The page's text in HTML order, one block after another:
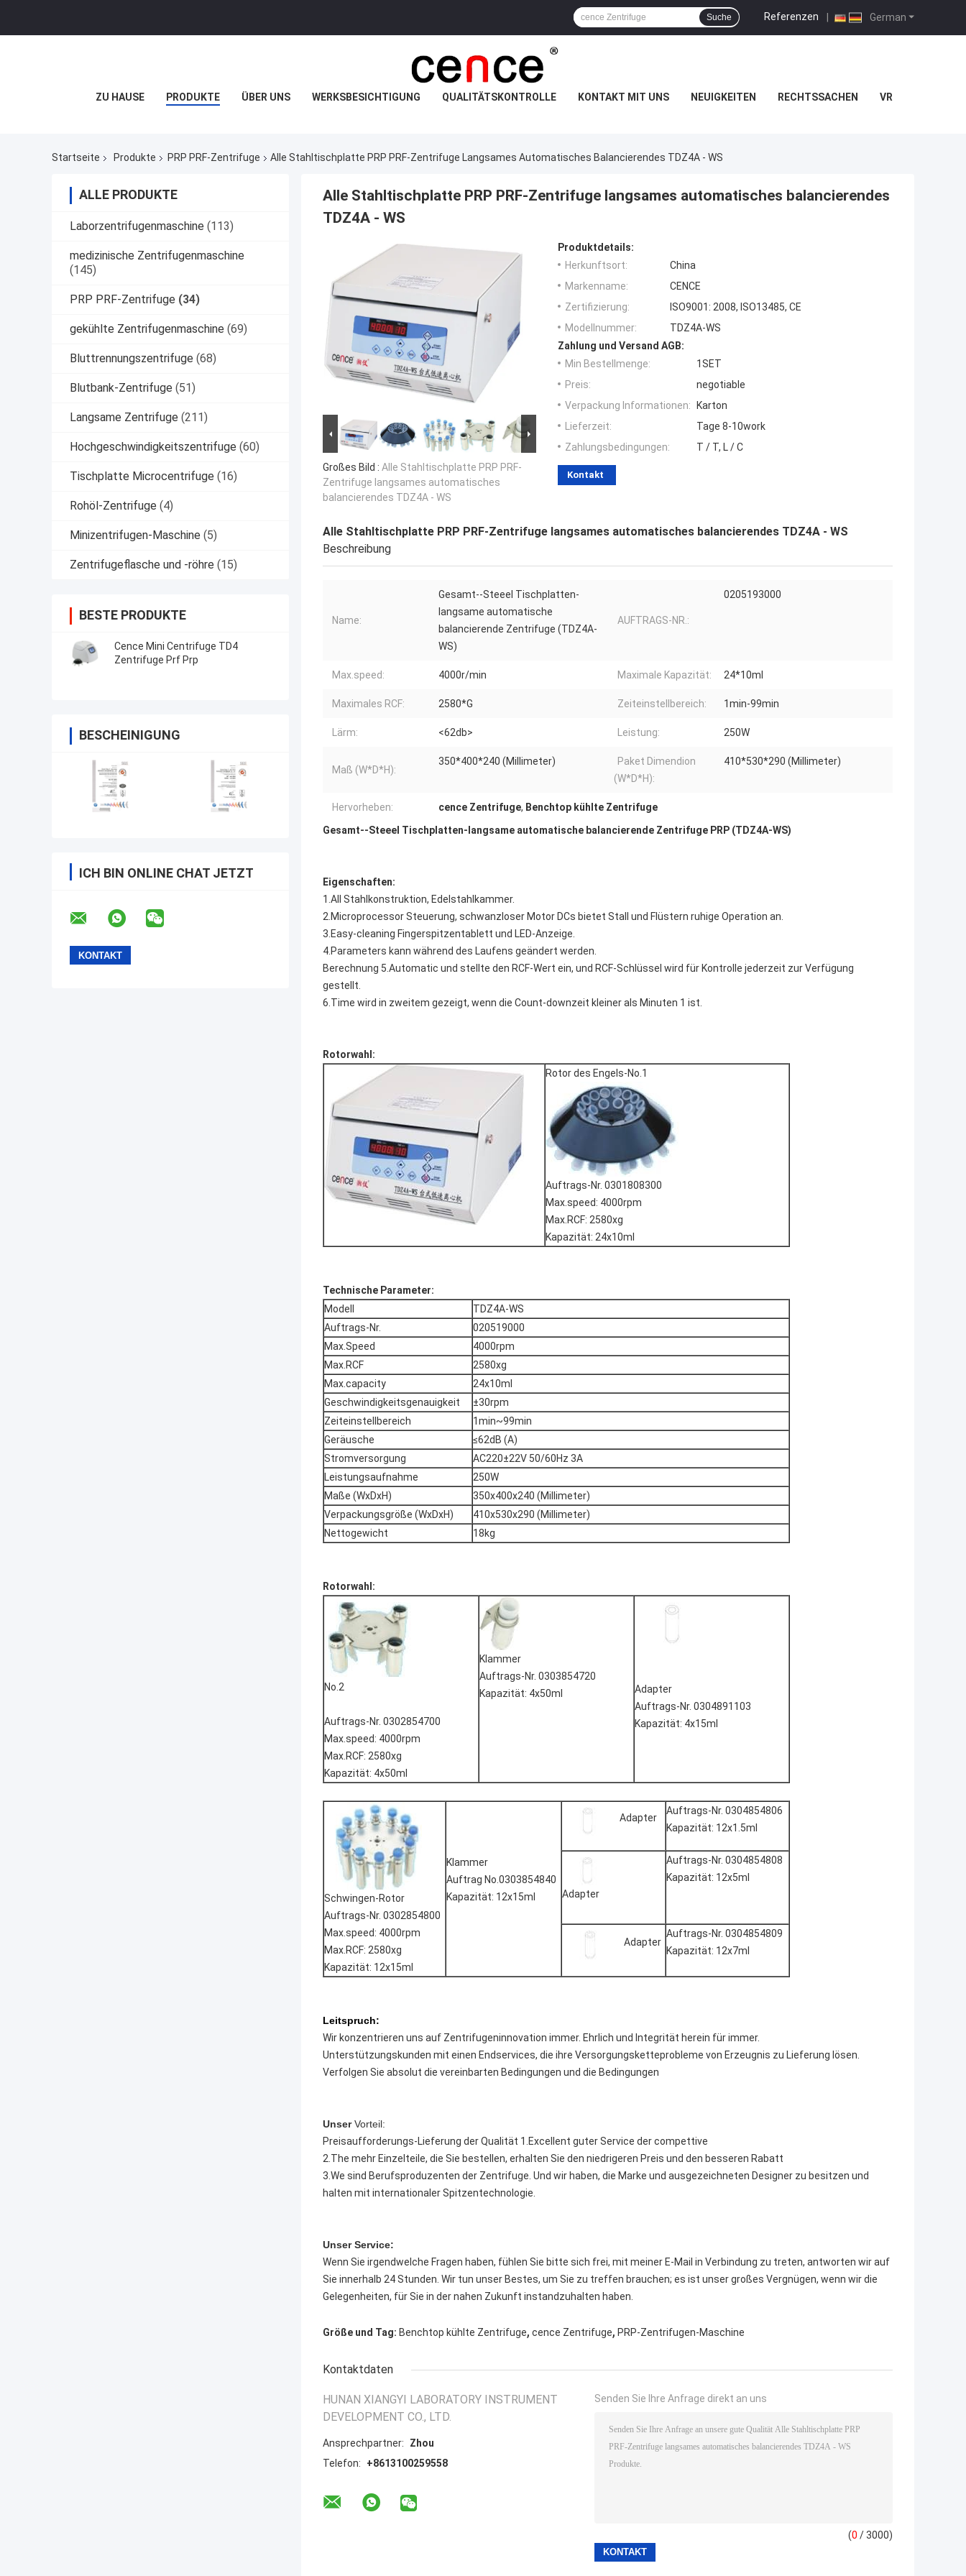
German
Referenzen |
Suche
ZU HAUSE PRODUKTE ÜBER UNS WERKSBESICHTIGUNG QUALITÄTSKONTROLLE KONTAKT MIT UNS NEUIGKEITEN RECHTSSACHEN VR
Startseite Produkte PRP PRF-Zentrifuge Alle Stahltischplatte PRP PRF-Zentrifuge Langsames Automatisches Balancierendes TDZ4A - WS
ALLE PRODUKTE
Laborzentrifugenmaschine (113)
medizinische Zentrifugenmaschine
(145)
PRP PRF-Zentrifuge (34)
gekühlte Zentrifugenmaschine (69)
Bluttrennungszentrifuge (68)
Blutbank-Zentrifuge (51)
Langsame Zentrifuge (211)
Hochgeschwindigkeitszentrifuge (60)
Tischplatte Microcentrifuge (16)
Rohöl-Zentrifuge (4)
Minizentrifugen-Maschine (5)
Zentrifugeflasche und -röhre (15)
BESTE PRODUKTE
Cence Mini Centrifuge TD4
Zentrifuge Prf Prp
BESCHEINIGUNG
ICH BIN ONLINE CHAT JETZT
Alle Stahltischplatte PRP PRF-Zentrifuge langsames automatisches balancierendes
TDZ4A - WS
Großes Bild : Alle Stahltischplatte PRP PRF-
Zentrifuge langsames automatisches
balancierendes TDZ4A - WS
Produktdetails:
Herkunftsort:
China
Markenname:
CENCE
Zertifizierung:
ISO9001: 2008, ISO13485, CE
Modellnummer:
TDZ4A-WS
Zahlung und Versand AGB:
Min Bestellmenge:
1SET
Preis:
negotiable
Verpackung Informationen:
Karton
Lieferzeit:
Tage 8-10work
Zahlungsbedingungen:
T / T, L / C
Kontakt
Alle Stahltischplatte PRP PRF-Zentrifuge langsames automatisches balancierendes TDZ4A - WS
Beschreibung
Name:
Gesamt--Steeel Tischplatten-
langsame automatische
balancierende Zentrifuge (TDZ4A-
WS)
AUFTRAGS-NR.:
0205193000
Max.speed: 4000r/min Maximale Kapazität: 24*10ml
Maximales RCF: 2580*G Zeiteinstellbereich: 1min-99min
Lärm: <62db> Leistung: 250W
Maß (W*D*H):
350*400*240 (Millimeter)
Paket Dimendion
(W*D*H):
410*530*290 (Millimeter)
Hervorheben: cence Zentrifuge, Benchtop kühlte Zentrifuge
Gesamt--Steeel Tischplatten-langsame automatische balancierende Zentrifuge PRP (TDZ4A-WS)
Eigenschaften:
1.All Stahlkonstruktion, Edelstahlkammer.
2.Microprocessor Steuerung, schwanzloser Motor DCs bietet Stall und Flüstern ruhige Operation an.
3.Easy-cleaning Fingerspitzentablett und LED-Anzeige.
4.Parameters kann während des Laufens geändert werden.
Berechnung 5.Automatic und stellte den RCF-Wert ein, und RCF-Schlüssel wird für Kontrolle jederzeit zur Verfügung
gestellt.
6.Time wird in zweitem gezeigt, wenn die Count-downzeit kleiner als Minuten 1 ist.
Rotorwahl:
Rotor des Engels-No.1
Auftrags-Nr. 0301808300
Max.speed: 4000rpm
Max.RCF: 2580xg
Kapazität: 24x10ml
Technische Parameter:
Modell
TDZ4A-WS
Auftrags-Nr.
020519000
Max.Speed
4000rpm
Max.RCF
2580xg
Max.capacity
24x10ml
Geschwindigkeitsgenauigkeit
±30rpm
Zeiteinstellbereich
1min~99min
Geräusche
≤62dB (A)
Stromversorgung
AC220±22V 50/60Hz 3A
Leistungsaufnahme
250W
Maße (WxDxH)
350x400x240 (Millimeter)
Verpackungsgröße (WxDxH)
410x530x290 (Millimeter)
Nettogewicht
18kg
Rotorwahl:
No.2
Auftrags-Nr. 0302854700
Max.speed: 4000rpm
Max.RCF: 2580xg
Kapazität: 4x50ml
Klammer
Auftrags-Nr. 0303854720
Kapazität: 4x50ml
Adapter
Auftrags-Nr. 0304891103
Kapazität: 4x15ml
Schwingen-Rotor
Auftrags-Nr. 0302854800
Max.speed: 4000rpm
Max.RCF: 2580xg
Kapazität: 12x15ml
Klammer
Auftrag No.0303854840
Kapazität: 12x15ml
Adapter
Auftrags-Nr. 0304854806
Kapazität: 12x1.5ml
Adapter
Auftrags-Nr. 0304854808
Kapazität: 12x5ml
Adapter
Auftrags-Nr. 0304854809
Kapazität: 12x7ml
Leitspruch:
Wir konzentrieren uns auf Zentrifugeninnovation immer. Ehrlich und Integrität herein für immer.
Unterstützungskunden mit einen Endservices, die ihre Versorgungsketteprobleme von Erzeugnis zu Lieferung lösen.
Verfolgen Sie absolut die vereinbarten Bedingungen und die Bedingungen
UnserVorteil:
Preisaufforderungs-Lieferung der Qualität 1.Excellent guter Service der compettive
2.The mehr Einzelteile, die Sie bestellen, erhalten Sie den niedrigeren Preis und den besseren Rabatt
3.We sind Berufsproduzenten der Zentrifuge. Und wir haben, die Marke und ausgezeichneten Designer zu besitzen und
halten mit internationaler Spitzentechnologie.
Unser Service:
Wenn Sie irgendwelche Fragen haben, fühlen Sie bitte sich frei, mit meiner E-Mail in Verbindung zu treten, antworten wir auf
Sie innerhalb 24 Stunden. Wir tun unser Bestes, um Sie zu treffen brauchen; es ist unser großes Vergnügen, wenn wir die
Gelegenheiten, für Sie in der nahen Zukunft instandzuhalten haben.
Größe und Tag: Benchtop kühlte Zentrifuge, cence Zentrifuge, PRP-Zentrifugen-Maschine
Kontaktdaten
HUNAN XIANGYI LABORATORY INSTRUMENT
DEVELOPMENT CO., LTD.
Ansprechpartner:
Zhou
Telefon:
+8613100259558
Senden Sie Ihre Anfrage direkt an uns
(0 / 3000)